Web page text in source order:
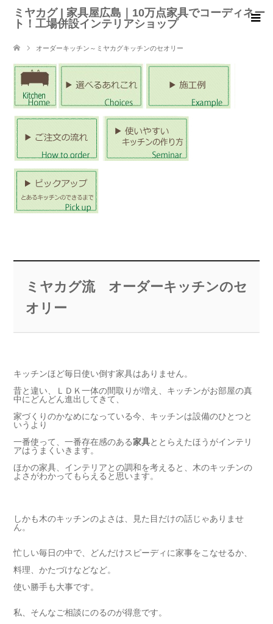
ミヤカグ | 家具屋広島｜10万点家具でコーディネー
ト！工場併設インテリアショップ
オーダーキッチン～ミヤカグキッチンのセオリー
ミヤカグ流 オーダーキッチンのセ
オリー
キッチンほど毎日使い倒す家具はありません。
昔と違い、ＬＤＫ一体の間取りが増え、キッチンがお部屋の真
中にどんどん進出してきて、
家づくりのかなめになっている今、キッチンは設備のひとつと
いうより
一番使って、一番存在感のある家具ととらえたほうがインテリ
アはうまくいきます。
ほかの家具、インテリアとの調和を考えると、木のキッチンの
よさがわかってもらえると思います。
しかも木のキッチンのよさは、見た目だけの話じゃありませ
ん。
忙しい毎日の中で、どんだけスピーディに家事をこなせるか、
料理、かたづけなどなど。
使い勝手も大事です。
私、そんなご相談にのるのが得意です。